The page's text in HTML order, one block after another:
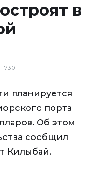
в
730
планируется
порта
Об этом
сообщил
Килыбай.